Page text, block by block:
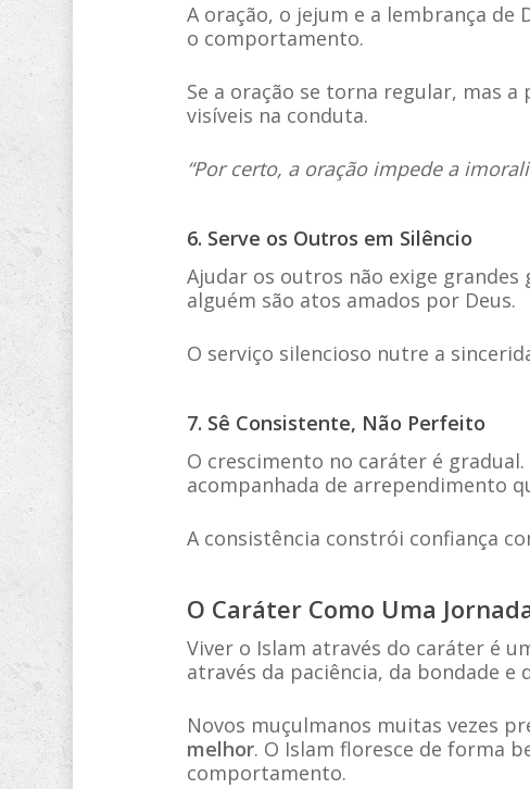
A oração, o jejum e a lembrança de
o comportamento.
Se a oração se torna regular, mas
visíveis na conduta.
“Por certo, a oração impede a
6. Serve os Outros em Silêncio
Ajudar os outros não exige
alguém são atos amados por Deus.
O serviço silencioso nutre a
7. Sê Consistente, Não Perfeito
O crescimento no caráter é
acompanhada de arrependimento
A consistência constrói confiança
O Caráter Como Uma
Viver o Islam através do caráter é
através da paciência, da bondade e
Novos muçulmanos muitas vezes
melhor. O Islam floresce de forma
comportamento.